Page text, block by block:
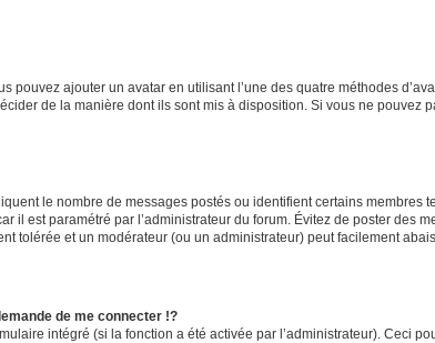
pouvez ajouter un avatar en utilisant l’une des quatre méthodes
de la manière dont ils sont mis à disposition. Si vous ne pouvez
le nombre de messages postés ou identifient certains membres
il est paramétré par l’administrateur du forum. Évitez de poster des
tolérée et un modérateur (ou un administrateur) peut facilement
de me connecter !?
intégré (si la fonction a été activée par l’administrateur). Ceci